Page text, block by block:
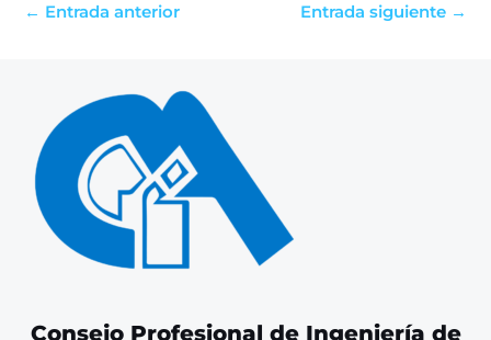
← Entrada anterior Entrada siguiente →
Consejo Profesional de Ingeniería de